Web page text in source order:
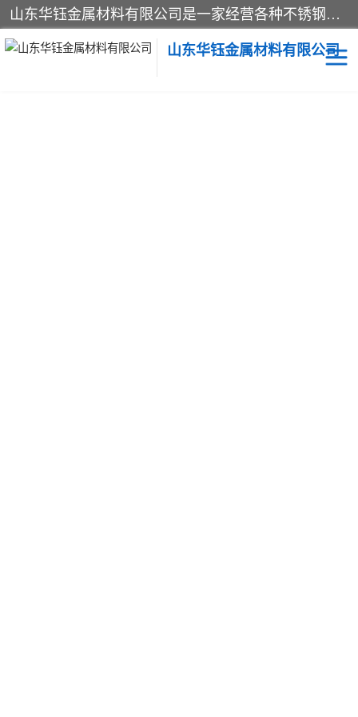
山东华钰金属材料有限公司是一家经营各种不锈钢管材、板材、圆钢、法兰、封头、型材等产品的公司；主营产品有：不锈钢管，激光切割，管件标准件，不锈钢圆钢，不锈钢人孔，不锈钢亮管，不锈钢角钢，不锈钢加工，不锈钢管子，不锈钢工业方管，不锈钢封头，不锈钢法兰，不锈钢阀门，不锈钢槽钢，不锈钢扁钢，不锈钢板等；可为客户制作各种规格的型材及不锈钢配件、非标准件及各种容器具等，能满足客户的不同采购要求。
山东华钰金属材料有限公司